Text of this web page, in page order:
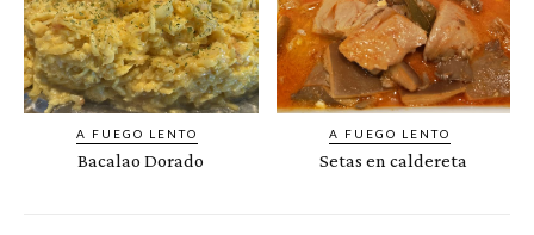
A FUEGO LENTO
Bacalao Dorado
A FUEGO LENTO
Setas en caldereta